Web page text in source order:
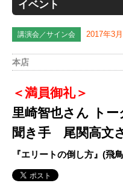
イベント
講演会／サイン会 2017年3
本店
＜満員御礼＞
里崎智也さん ト
聞き手 尾関高文
『エリートの倒し方』(飛